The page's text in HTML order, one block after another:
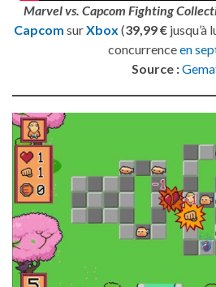
Marvel vs. Capcom Fighting
Capcom surXbox (39,99 €jusqu’à
concurrenceen
Source :